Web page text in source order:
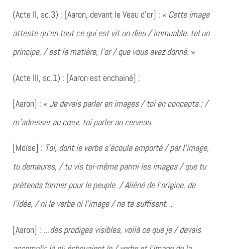
(Acte II, sc.3) : [Aaron, devant le Veau d’or] : « Cette image
atteste qu’en tout ce qui est vit un dieu / immuable, tel un
principe, / est la matière, l’or / que vous avez donné. »
(Acte III, sc.1) : [Aaron est enchainé] :
[Aaron] : « Je devais parler en images / toi en concepts ; /
m’adresser au cœur, toi parler au cerveau.
[Moïse] : Toi, dont le verbe s’écoule emporté / par l’image,
tu demeures, / tu vis toi-même parmi les images / que tu
prétends former pour le peuple. / Aliéné de l’origine, de
l’idée, / ni le verbe ni l’image / ne te suffisent…
[Aaron] : …des prodiges visibles, voilà ce que je / devais